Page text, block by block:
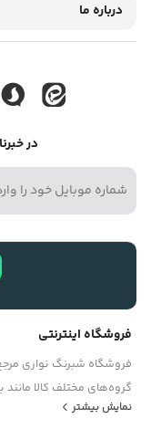
درباره ما
در
فروشگاه اینترنتی
فروشگاه شبرنگ نواری
گروه‏‏‌های مختلف کالا
دهنده با تنوعی بی‌نظیر
فروشگاه ما می‏‏‌توانند با
نمایش بیشتر